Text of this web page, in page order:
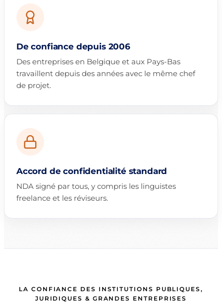
De confiance depuis 2006
Des entreprises en Belgique et aux Pays-Bas
travaillent depuis des années avec le même chef
de projet.
Accord de confidentialité standard
NDA signé par tous, y compris les linguistes
freelance et les réviseurs.
LA CONFIANCE DES INSTITUTIONS PUBLIQUES,
JURIDIQUES & GRANDES ENTREPRISES